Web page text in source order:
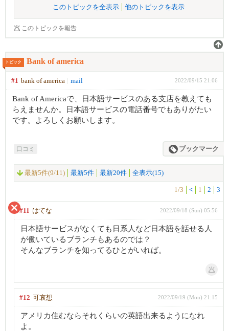
このトピックを全表示 他のトピックを表示
このトピックを報告
トピック Bank of america
#1 bank of america mail 2022/09/15 21:06
Bank of Americaで、日本語サービスのある支店を教えても
らえませんか。日本語サービスの電話番号でもありがたい
です。よろしくお願いします。
口コミ ブックマーク
最新5件(9/11) 最新5件 最新20件 全表示(15)
1/3 < 1 2 3
#11 はてな 2022/09/18 (Sun) 05:56
日本語サービスがなくても日系人など日本語を話せる人
が働いているブランチもあるのでは？
そんなブランチを知ってるひとがいれば。
#12 可哀想 2022/09/19 (Mon) 21:15
アメリカ住むならそれくらいの英語出来るようになれ
よ。